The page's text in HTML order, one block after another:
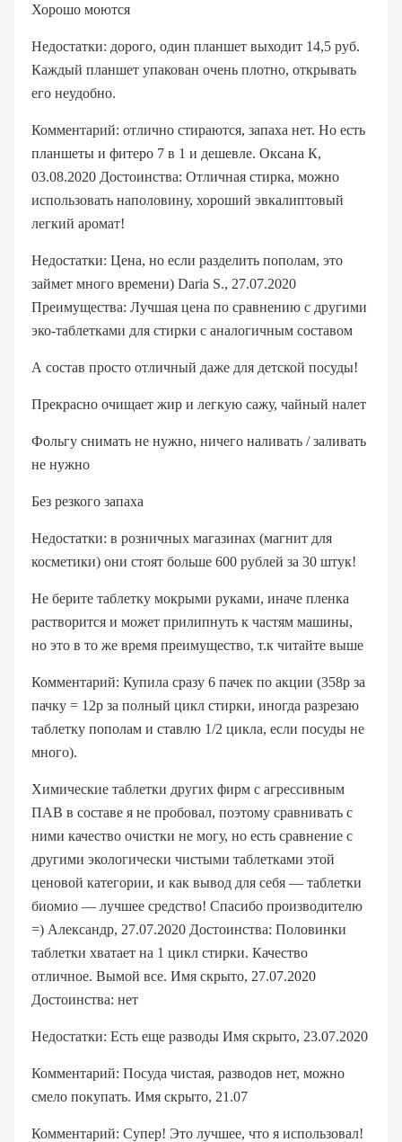
Хорошо моются
Недостатки: дорого, один планшет выходит 14,5 руб.
Каждый планшет упакован очень плотно, открывать
его неудобно.
Комментарий: отлично стираются, запаха нет. Но есть
планшеты и фитеро 7 в 1 и дешевле. Оксана К,
03.08.2020 Достоинства: Отличная стирка, можно
использовать наполовину, хороший эвкалиптовый
легкий аромат!
Недостатки: Цена, но если разделить пополам, это
займет много времени) Daria S., 27.07.2020
Преимущества: Лучшая цена по сравнению с другими
эко-таблетками для стирки с аналогичным составом
А состав просто отличный даже для детской посуды!
Прекрасно очищает жир и легкую сажу, чайный налет
Фольгу снимать не нужно, ничего наливать / заливать
не нужно
Без резкого запаха
Недостатки: в розничных магазинах (магнит для
косметики) они стоят больше 600 рублей за 30 штук!
Не берите таблетку мокрыми руками, иначе пленка
растворится и может прилипнуть к частям машины,
но это в то же время преимущество, т.к читайте выше
Комментарий: Купила сразу 6 пачек по акции (358р за
пачку = 12р за полный цикл стирки, иногда разрезаю
таблетку пополам и ставлю 1/2 цикла, если посуды не
много).
Химические таблетки других фирм с агрессивным
ПАВ в составе я не пробовал, поэтому сравнивать с
ними качество очистки не могу, но есть сравнение с
другими экологически чистыми таблетками этой
ценовой категории, и как вывод для себя — таблетки
биомио — лучшее средство! Спасибо производителю
=) Александр, 27.07.2020 Достоинства: Половинки
таблетки хватает на 1 цикл стирки. Качество
отличное. Вымой все. Имя скрыто, 27.07.2020
Достоинства: нет
Недостатки: Есть еще разводы Имя скрыто, 23.07.2020
Комментарий: Посуда чистая, разводов нет, можно
смело покупать. Имя скрыто, 21.07
Комментарий: Супер! Это лучшее, что я использовал!